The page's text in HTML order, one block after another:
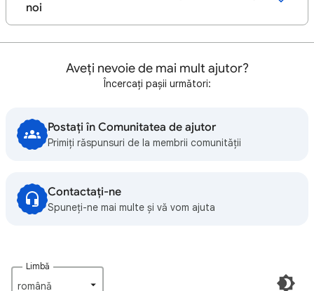
noi
Aveți nevoie de mai mult ajutor?
Încercați pașii următori:
Postați în Comunitatea de ajutor
Primiți răspunsuri de la membrii comunității
Contactați-ne
Spuneți-ne mai multe și vă vom ajuta
Limbă
română‎